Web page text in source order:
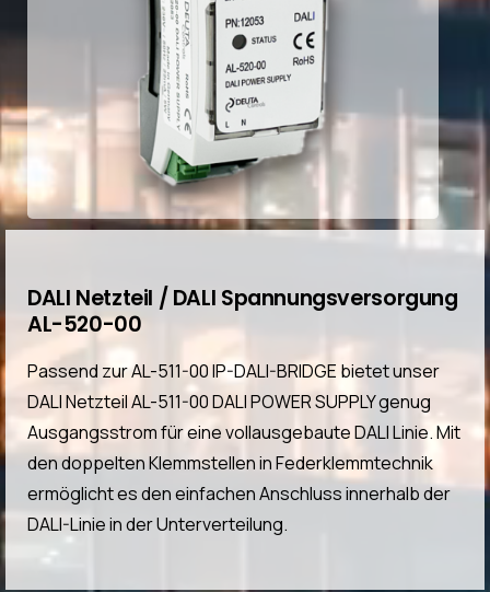
DALI Netzteil / DALI Spannungsversorgung
AL-520-00
Passend zur AL-511-00 IP-DALI-BRIDGE bietet unser
DALI Netzteil AL-511-00 DALI POWER SUPPLY genug
Ausgangsstrom für eine vollausgebaute DALI Linie. Mit
den doppelten Klemmstellen in Federklemmtechnik
ermöglicht es den einfachen Anschluss innerhalb der
DALI-Linie in der Unterverteilung.